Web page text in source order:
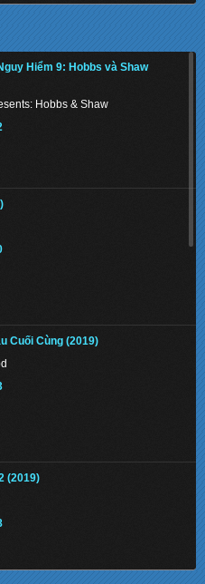
- Con Cọp Trỗi Dậy
Liên minh tuyệt mật
S01 2022 - Eve
Ức Sát Thủ
Hiểm 9: Hobbs và Shaw
Hobbs & Shaw
Cuối Cùng (2019)
(2019)